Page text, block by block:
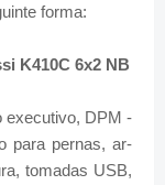
forma:
K410C 6x2 NB
executivo, DPM -
para pernas, ar-
tomadas USB,